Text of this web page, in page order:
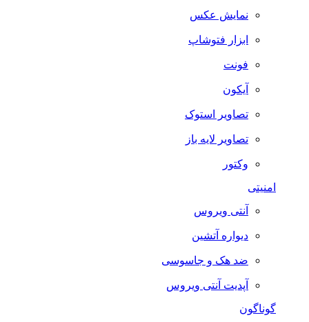
نمایش عکس
ابزار فتوشاپ
فونت
آیکون
تصاویر استوک
تصاویر لایه باز
وکتور
امنیتی
آنتی ویروس
دیواره آتشین
ضد هک و جاسوسی
آپدیت آنتی ویروس
گوناگون